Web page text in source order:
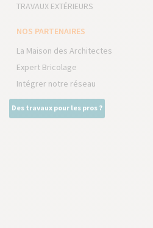
TRAVAUX EXTÉRIEURS
NOS PARTENAIRES
La Maison des Architectes
Expert Bricolage
Intégrer notre réseau
Des travaux pour les pros ?